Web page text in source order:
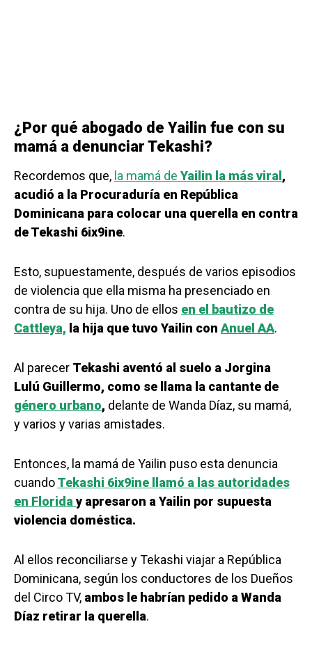
¿Por qué abogado de Yailin fue con su
mamá a denunciar Tekashi?
Recordemos que, la mamá de Yailin la más viral ,
acudió a la Procuraduría en República
Dominicana para colocar una querella en contra
de Tekashi 6ix9ine.
Esto, supuestamente, después de varios episodios
de violencia que ella misma ha presenciado en
contra de su hija. Uno de ellos en el bautizo de
Cattleya, la hija que tuvo Yailin conAnuel AA.
Al parecer Tekashi aventó al suelo a Jorgina
Lulú Guillermo, como se llama la cantante de
género urbano, delante de Wanda Díaz, su mamá,
y varios y varias amistades.
Entonces, la mamá de Yailin puso esta denuncia
cuandoTekashi 6ix9ine llamó a las autoridades
en Floriday apresaron a Yailin por supuesta
violencia doméstica.
Al ellos reconciliarse y Tekashi viajar a República
Dominicana, según los conductores de los Dueños
del Circo TV, ambos le habrían pedido a Wanda
Díaz retirar la querella.